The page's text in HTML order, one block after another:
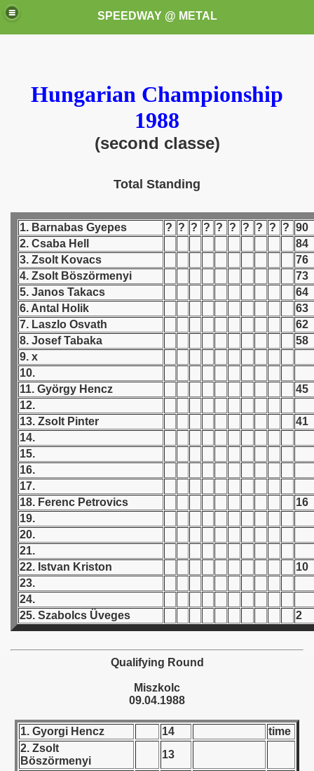
SPEEDWAY @ METAL
Hungarian Championship
1988
(second classe)
Total Standing
1. Barnabas Gyepes ? ? ? ? ? ? ? ? ? ? 90
2. Csaba Hell
84
3. Zsolt Kovacs
76
4. Zsolt Böszörmenyi
73
5. Janos Takacs
64
6. Antal Holik
63
7. Laszlo Osvath
62
8. Josef Tabaka
58
9. x
10.
11. György Hencz
45
12.
13. Zsolt Pinter
41
14.
15.
16.
17.
18. Ferenc Petrovics
16
19.
20.
21.
22. Istvan Kriston
10
23.
24.
25. Szabolcs Üveges
2
Qualifying Round
Miszkolc
09.04.1988
1. Gyorgi Hencz 14
time
2. Zsolt
Böszörmenyi
13
(My speedway programmes to exchange or sale)
Świata (World Speedway Championship)
1946
- 1952
- 1953
- 1954
- 1958
- 1959